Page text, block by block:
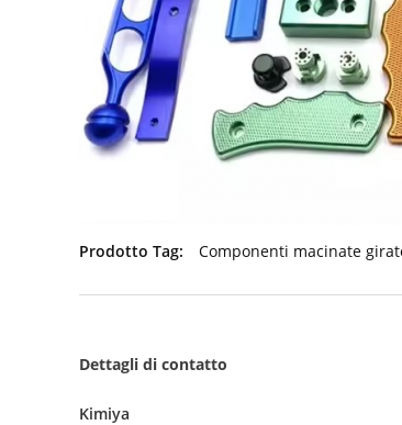
Prodotto Tag: Componenti macinate
Dettagli di contatto
Kimiya